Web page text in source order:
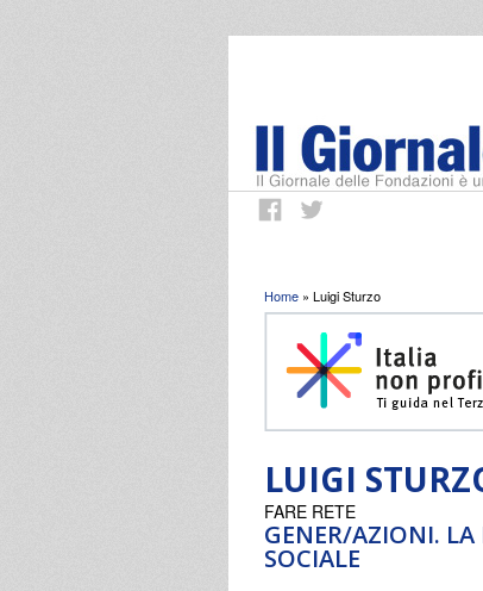
Tu sei qui
Home » Luigi Sturzo
LUIGI
GENER/AZIONI.
SOCIALE
FARE RETE